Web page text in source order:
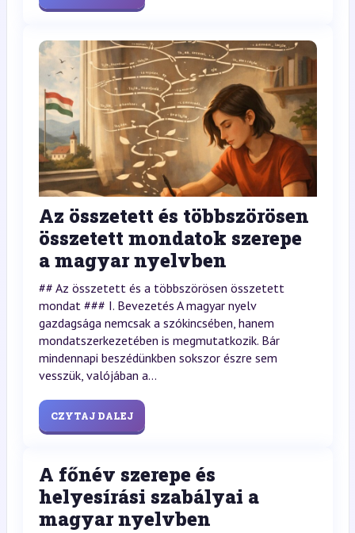
Az összetett és többszörösen
összetett mondatok szerepe
a magyar nyelvben
## Az összetett és a többszörösen összetett
mondat ### I. Bevezetés A magyar nyelv
gazdagsága nemcsak a szókincsében, hanem
mondatszerkezetében is megmutatkozik. Bár
mindennapi beszédünkben sokszor észre sem
vesszük, valójában a...
CZYTAJ DALEJ
A főnév szerepe és
helyesírási szabályai a
magyar nyelvben